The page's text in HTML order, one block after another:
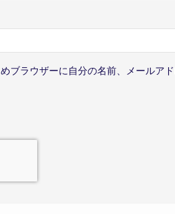
ブラウザーに自分の名前、メールア